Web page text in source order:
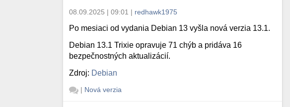
08.09.2025 | 09:01 | redhawk1975
Po mesiaci od vydania Debian 13 vyšla nová verzia 13.1.
Debian 13.1 Trixie opravuje 71 chýb a pridáva 16
bezpečnostných aktualizácií.
Zdroj: Debian
| Nová verzia